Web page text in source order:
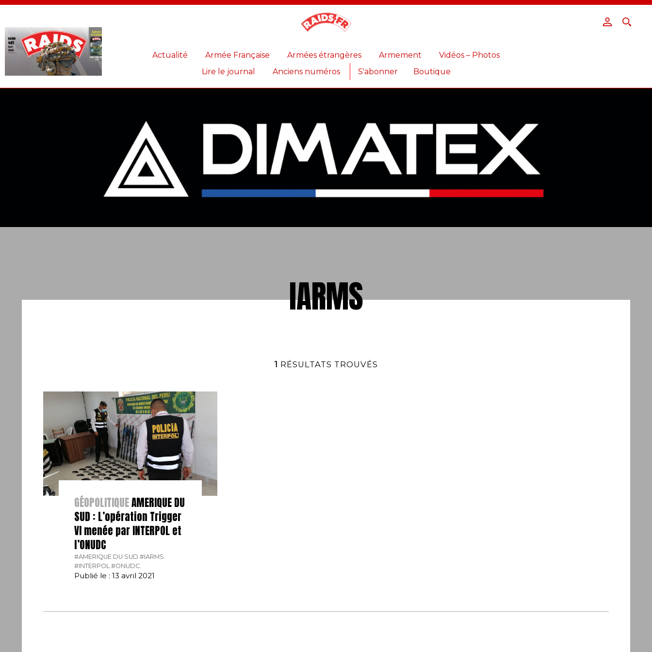
Actualité Armée Française Armées étrangères Armement
Vidéos – Photos
Lire le journal
Anciens numéros S'abonner Boutique
IARMS
1 RÉSULTATS TROUVÉS
GÉOPOLITIQUEAMERIQUE DU
SUD : L’opération Trigger
VI menée par INTERPOL et
l’ONUDC
#AMERIQUE DU SUD.#IARMS.
#INTERPOL.#ONUDC.
Publié le : 13 avril 2021
Panneau de gestion des cookies